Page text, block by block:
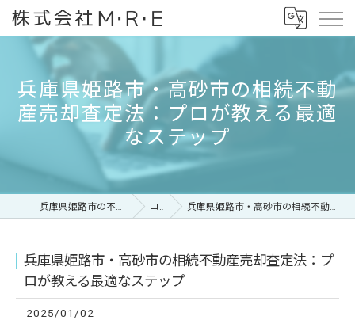
兵庫県姫路市・高砂市の相続不動
産売却査定法：プロが教える最適
なステップ
兵庫県姫路市の不動産なら株式会社M・R・E コラム 兵庫県姫路市・高砂市の相続不動産売却査定法：プロが教える最適なステップ
兵庫県姫路市・高砂市の相続不動産売却査定法：プ
ロが教える最適なステップ
2025/01/02